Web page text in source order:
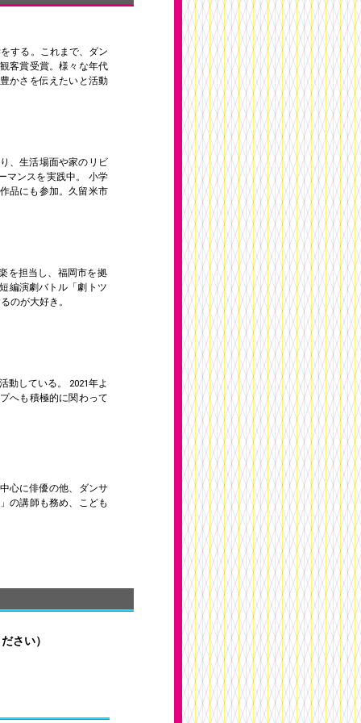
する。これまで、ダン
客賞受賞。様々な年代
かさを伝えたいと活動
、生活場面や家のリビ
マンスを実践中。 小学
品にも参加。久留米市
を担当し、福岡市を拠
編演劇バトル「劇トツ
のが大好き。
動している。 2021年よ
へも積極的に関わって
心に俳優の他、ダンサ
の講師も務め、こども
さい）